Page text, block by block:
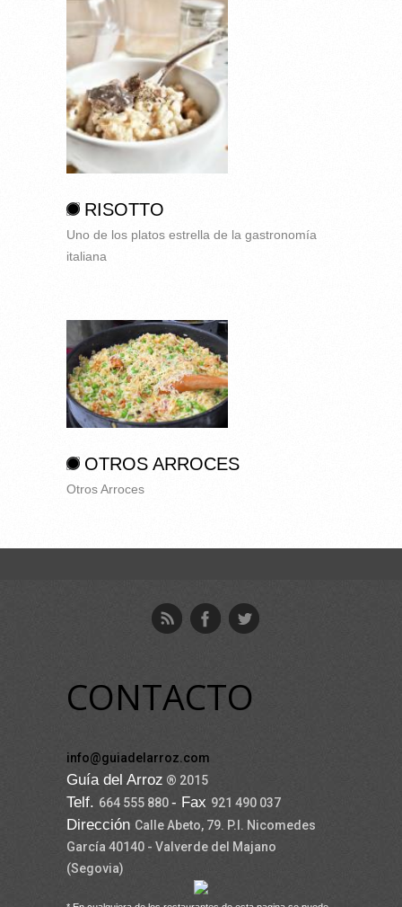
RISOTTO
Uno de los platos estrella de la gastronomía
italiana
OTROS ARROCES
Otros Arroces
CONTACTO
info@guiadelarroz.com
Guía del Arroz ® 2015
Telf. 664 555 880- Fax 921 490 037
Dirección Calle Abeto, 79. P.I. Nicomedes
García 40140 - Valverde del Majano
(Segovia)